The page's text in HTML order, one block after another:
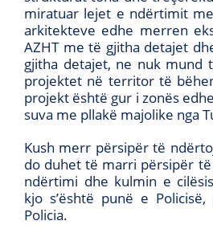
miratuar lejet e ndërtimit
arkitekteve edhe merren
AZHT me të gjitha detajet
gjitha detajet, ne nuk mund
projektet në territor të
projekt është gur i zonës
suva me pllakë majolike nga
Kush merr përsipër të
do duhet të marri përsipër
ndërtimi dhe kulmin e
kjo s’është punë e
Policia.